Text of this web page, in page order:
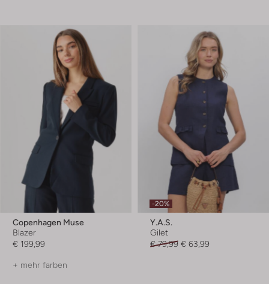
Copenhagen Muse
Blazer
€ 199,99
+ mehr farben
-20%
Y.a.s.
Gilet
€ 79,99 € 63,99